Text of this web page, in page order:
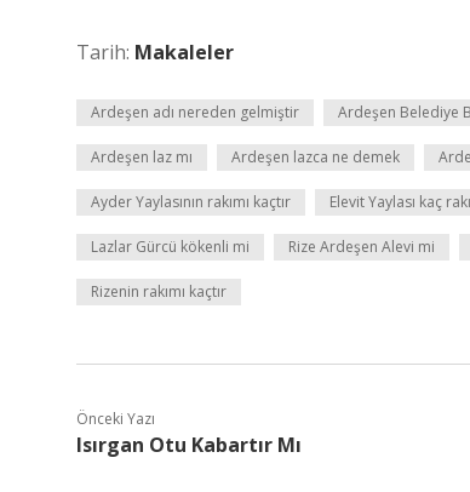
Tarih: Makaleler
Ardeşen adı nereden gelmiştir Ardeşen Belediye
Ardeşen laz mı Ardeşen lazca ne demek
Ayder Yaylasının rakımı kaçtır Elevit Yaylası kaç
Lazlar Gürcü kökenli mi Rize Ardeşen Alevi mi
Rizenin rakımı kaçtır
Önceki Yazı
Isırgan Otu Kabartır Mı